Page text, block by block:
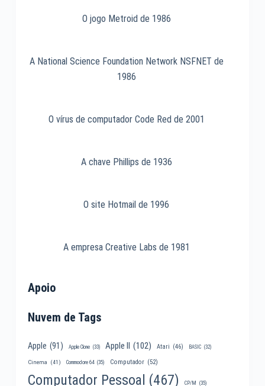
O jogo Metroid de 1986
A National Science Foundation Network NSFNET de
1986
O vírus de computador Code Red de 2001
A chave Phillips de 1936
O site Hotmail de 1996
A empresa Creative Labs de 1981
Apoio
Nuvem de Tags
Apple (91) Apple Clone (33) Apple II (102) Atari (46) BASIC (32)
Cinema (41) Commodore 64 (35) Computador (52)
Computador Pessoal (467) CP/M (35)